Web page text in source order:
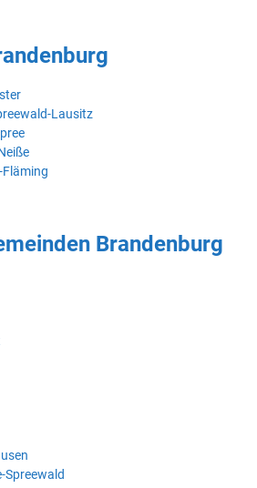
Lausitz
Brandenburg
Spreewald